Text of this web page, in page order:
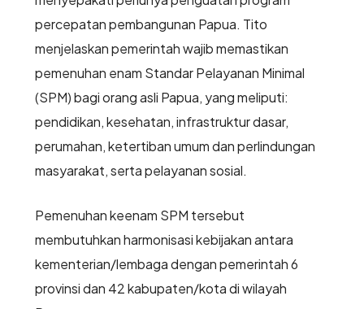
percepatan pembangunan Papua. Tito
menjelaskan pemerintah wajib memastikan
pemenuhan enam Standar Pelayanan Minimal
(SPM) bagi orang asli Papua, yang meliputi:
pendidikan, kesehatan, infrastruktur dasar,
perumahan, ketertiban umum dan perlindungan
masyarakat, serta pelayanan sosial.
Pemenuhan keenam SPM tersebut
membutuhkan harmonisasi kebijakan antara
kementerian/lembaga dengan pemerintah 6
provinsi dan 42 kabupaten/kota di wilayah